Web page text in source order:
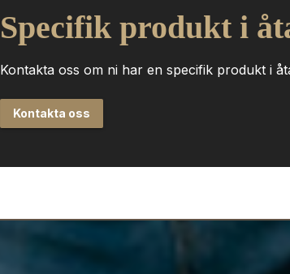
Specifik produkt i
Kontakta oss om ni har en specifik produkt i
Kontakta oss